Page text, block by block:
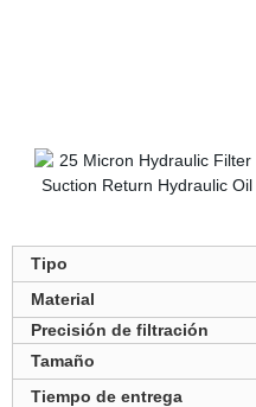
Tipo
Material
Precisión de filtración
Tamaño
Tiempo de entrega